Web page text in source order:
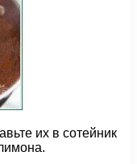
их в сотейник